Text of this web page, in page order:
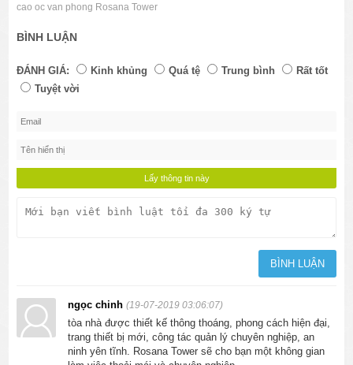
cao oc van phong Rosana Tower
BÌNH LUẬN
ĐÁNH GIÁ: Kinh khủng Quá tệ Trung bình
Rất tốt
Tuyệt vời
ngọc chinh(19-07-2019 03:06:07)
tòa nhà được thiết kế thông thoáng, phong cách hiện đại,
trang thiết bị mới, công tác quản lý chuyên nghiệp, an
ninh yên tĩnh. Rosana Tower sẽ cho bạn một không gian